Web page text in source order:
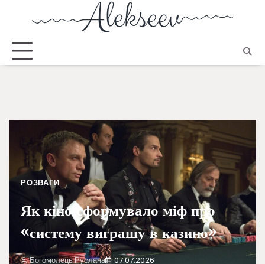
РОЗВАГИ
Як кіно сформувало міф про
«систему виграшу в казино»
Богомолець Руслана 07.07.2026